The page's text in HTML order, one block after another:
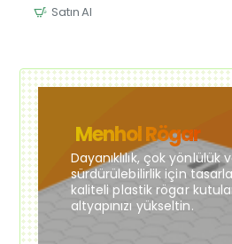
Satın Al
Menhol Rögar
Dayanıklılık, çok yönlülük
sürdürülebilirlik için
kaliteli plastik rögar
altyapınızı yükseltin.